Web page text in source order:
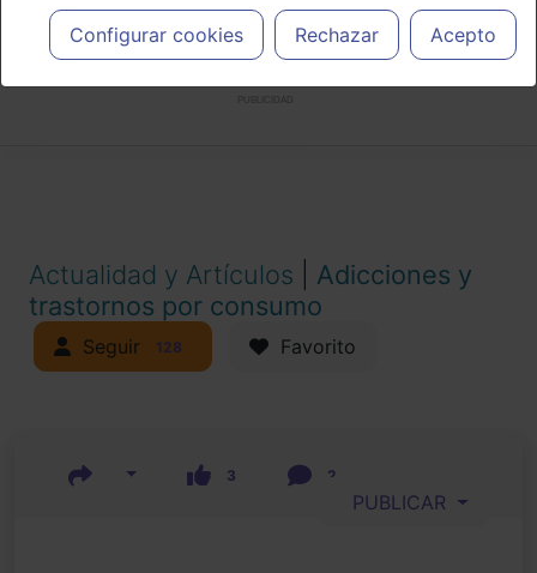
profesionales facultados prescribir medicamentos y decidir, en
cada caso concreto, el tratamiento más adecuado a las
necesidades del paciente.
Configurar cookies Rechazar Acepto
Actualidad y Artículos
Adicciones y
trastornos por consumo
Seguir 128 Favorito
3 2
PUBLICAR